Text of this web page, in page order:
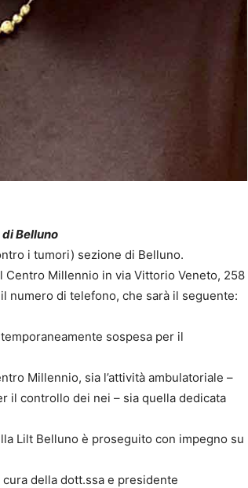
Belluno
i tumori) sezione di Belluno.
Centro Millennio in via Vittorio Veneto, 258
numero di telefono, che sarà il seguente:
sospesa per il
Millennio, sia l’attività ambulatoriale –
il controllo dei nei – sia quella dedicata
Lilt Belluno è proseguito con impegno su
della dott.ssa e presidente